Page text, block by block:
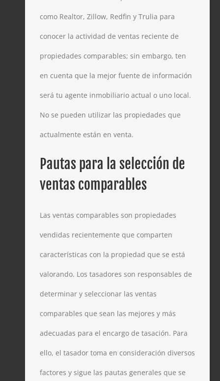
como Realtor, Zillow, Redfin y Trulia para
conocer la actividad de ventas reciente de
propiedades comparables; sin embargo, ten
en cuenta que la mejor fuente de información
será tu agente inmobiliario actual o uno local.
No se pueden utilizar las propiedades que
actualmente están en venta.
Pautas para la selección de
ventas comparables
Las ventas comparables son propiedades
vendidas recientemente que comparten
características con la propiedad que se está
valorando. Los tasadores son responsables de
determinar y seleccionar las ventas
comparables que sean las mejores y más
adecuadas para el encargo de tasación. Para
ello, el tasador toma en consideración diversos
factores y sigue las pautas generales que se